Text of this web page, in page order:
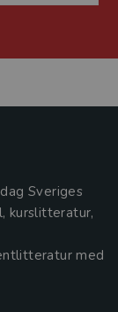
Sveriges
kurslitteratur,
med